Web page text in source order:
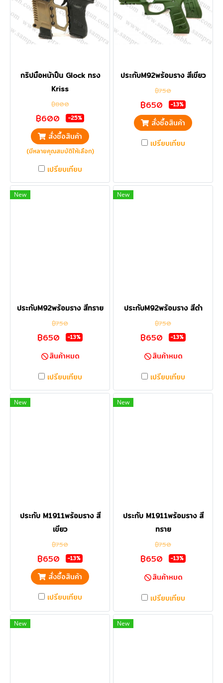
กริปมือหน้าปืน Glock ทรง
Kriss
฿800
฿600 -25%
สั่งซื้อสินค้า
(มีหลายคุณสมบัติให้เลือก)
เปรียบเทียบ
ประกับM92พร้อมราง สีเขียว
฿750
฿650 -13%
สั่งซื้อสินค้า
เปรียบเทียบ
New
ประกับM92พร้อมราง สีทราย
฿750
฿650 -13%
สินค้าหมด
เปรียบเทียบ
New
ประกับM92พร้อมราง สีดำ
฿750
฿650 -13%
สินค้าหมด
เปรียบเทียบ
New
ประกับ M1911พร้อมราง สี
เขียว
฿750
฿650 -13%
สั่งซื้อสินค้า
เปรียบเทียบ
New
ประกับ M1911พร้อมราง สี
ทราย
฿750
฿650 -13%
สินค้าหมด
เปรียบเทียบ
New New